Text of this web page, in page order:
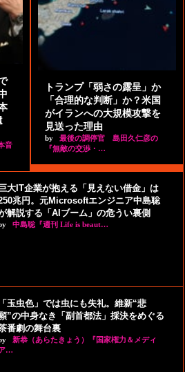
音
トランプ「弱さの露呈」か
「合理的な判断」か？米国
がイランへの大規模攻撃を
見送った理由
by
最後の調停官 島田久仁彦の
『無敵の交渉・…
巨大IT企業が抱える「見えない借金」は
兆円。元Microsoftエンジニア中島聡
解説する「AIブーム」の危うい裏側
中島聡『週刊 Life is beaut…
「玉虫色」では虫にも失礼。維新“悲
”の中身なき「副首都法」採決をめぐる
番劇の舞台裏
新恭（あらたきょう）『国家権力＆メディ
…